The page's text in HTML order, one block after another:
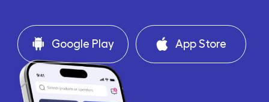
Google Play App Store